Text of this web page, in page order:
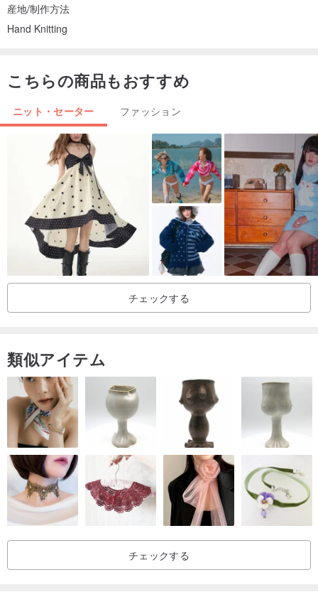
産地/制作方法
Hand Knitting
こちらの商品もおすすめ
ニット・セーター ファッション
チェックする
類似アイテム
チェックする